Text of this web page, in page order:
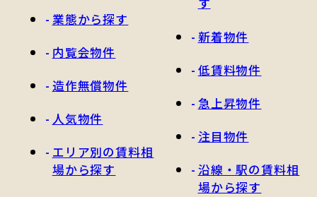
業態から探す
内覧会物件
造作無償物件
人気物件
エリア別の賃料相
場から探す
新着物件
低賃料物件
急上昇物件
注目物件
沿線・駅の賃料相
場から探す